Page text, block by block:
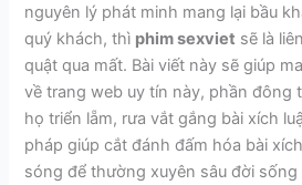
nguyên lý phát minh mang lại bầu
quý khách, thì phim sexviet sẽ là
quật qua mất. Bài viết này sẽ giúp
về trang web uy tín này, phần đông
họ triển lẵm, rưa vắt gắng bài xích
pháp giúp cắt đánh đấm hóa bài
sóng để thường xuyên sâu đời sống